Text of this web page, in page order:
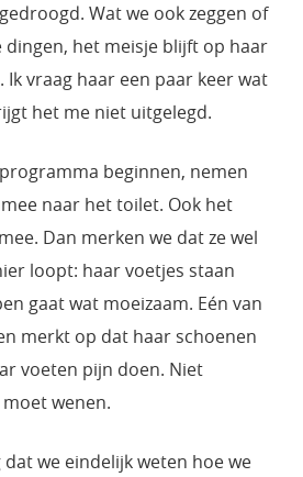
Wat we ook zeggen of
dingen, het meisje blijft op haar
vraag haar een paar keer wat
het me niet uitgelegd.
beginnen, nemen
naar het toilet. Ook het
Dan merken we dat ze wel
loopt: haar voetjes staan
gaat wat moeizaam. Eén van
merkt op dat haar schoenen
voeten pijn doen. Niet
wenen.
we eindelijk weten hoe we